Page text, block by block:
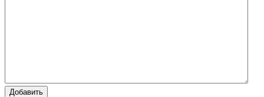
Добавить